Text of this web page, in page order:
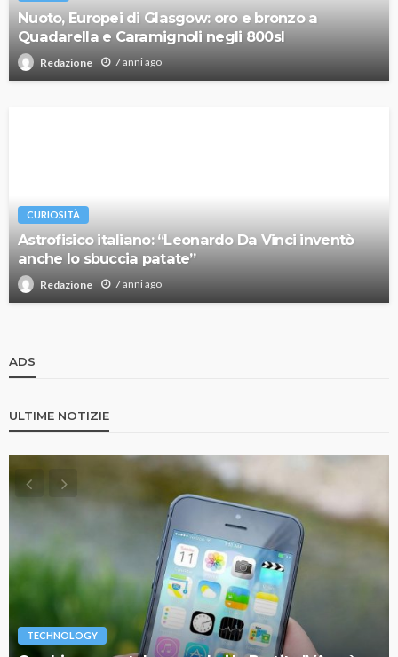
Nuoto, Europei di Glasgow: oro e bronzo a
Quadarella e Caramignoli negli 800sl
Redazione 7 anni ago
CURIOSITÀ
Astrofisico italiano: “Leonardo Da Vinci inventò
anche lo sbuccia patate”
Redazione 7 anni ago
ADS
ULTIME NOTIZIE
TECHNOLOGY